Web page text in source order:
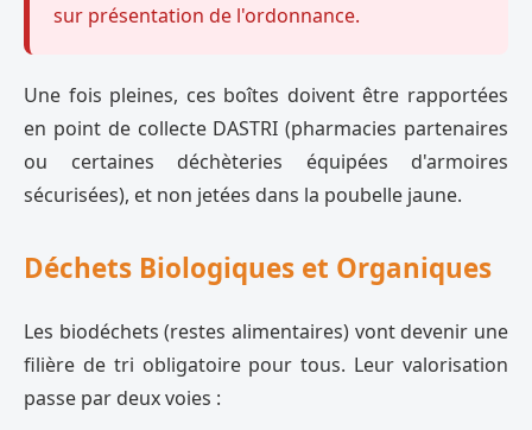
sur présentation de l'ordonnance.
Une fois pleines, ces boîtes doivent être rapportées
en point de collecte DASTRI (pharmacies partenaires
ou certaines déchèteries équipées d'armoires
sécurisées), et non jetées dans la poubelle jaune.
Déchets Biologiques et Organiques
Les biodéchets (restes alimentaires) vont devenir une
filière de tri obligatoire pour tous. Leur valorisation
passe par deux voies :